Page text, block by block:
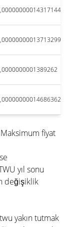
fiyat
yıl sonu
değişiklik
yakın tutmak